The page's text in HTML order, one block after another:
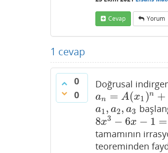
Cevap Yorum
1 cevap
0
0
Doğrusal
an = A(x1 )n +
an =A( x1)n+B(x 2)n
a1, a2, a3
a1 ,a2,a 3
8x3 − 6x − 1 =
8x3− 6x −1= 0
tamamının
teoreminden